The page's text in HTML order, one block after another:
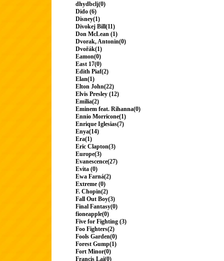
dhydbclj(0)
Dido (6)
Disney(1)
Divokej Bill(11)
Don McLean (1)
Dvorak, Antonin(0)
Dvořák(1)
Eamon(0)
East 17(0)
Edith Piaf(2)
Elan(1)
Elton John(22)
Elvis Presley (12)
Emilia(2)
Eminem feat. Rihanna(0)
Ennio Morricone(1)
Enrique Iglesias(7)
Enya(14)
Era(1)
Eric Clapton(3)
Europe(3)
Evanescence(27)
Evita (0)
Ewa Farná(2)
Extreme (0)
F. Chopin(2)
Fall Out Boy(3)
Final Fantasy(0)
fioneapple(0)
Five for Fighting (3)
Foo Fighters(2)
Fools Garden(0)
Forest Gump(1)
Fort Minor(0)
Francis Lai(0)